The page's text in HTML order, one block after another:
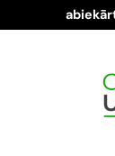
Aplūko